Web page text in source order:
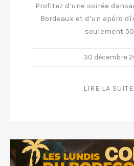
Profitez d’une soirée
Bordeaux et d’un apéro
seulement
30 décembre
LIRE LA SUITE